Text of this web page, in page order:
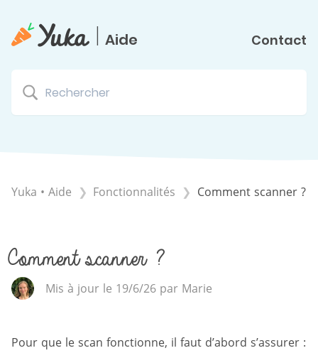
| Aide Contact
Yuka • Aide ​Fonctionnalités Comment scanner ?
Comment scanner ?
Mis à jour le 19/6/26 par Marie
Pour que le scan fonctionne, il faut d’abord s’assurer :